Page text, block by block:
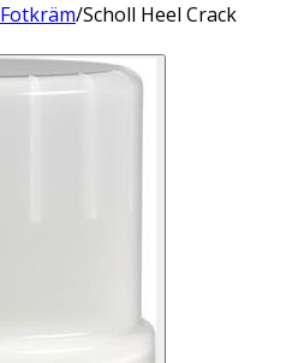
Fotkräm/Scholl Heel Crack